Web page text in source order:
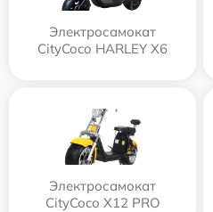
Электросамокат
CityCoco HARLEY X6
Электросамокат
CityCoco X12 PRO